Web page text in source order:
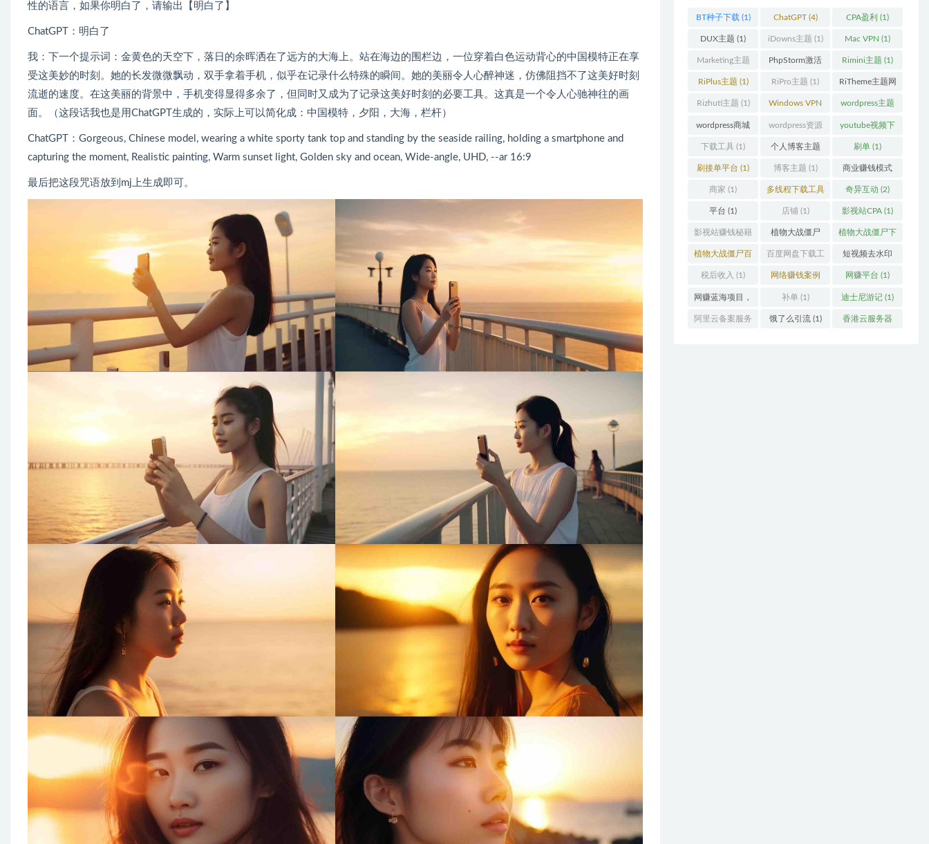
性的语言，如果你明白了，请输出【明白了】
ChatGPT：明白了
我：下一个提示词：金黄色的天空下，落日的余晖洒在了远方的大海上。站在海边的围栏边，一位穿着白色运动背心的中国模特正在享
受这美妙的时刻。她的长发微微飘动，双手拿着手机，似乎在记录什么特殊的瞬间。她的美丽令人心醉神迷，仿佛阻挡不了这美好时刻
流逝的速度。在这美丽的背景中，手机变得显得多余了，但同时又成为了记录这美好时刻的必要工具。这真是一个令人心驰神往的画
面。（这段话我也是用ChatGPT生成的，实际上可以简化成：中国模特，夕阳，大海，栏杆）
ChatGPT：Gorgeous, Chinese model, wearing a white sporty tank top and standing by the seaside railing, holding a smartphone and
capturing the moment, Realistic painting, Warm sunset light, Golden sky and ocean, Wide-angle, UHD, --ar 16:9
最后把这段咒语放到mj上生成即可。
BT种子下载 (1) ChatGPT(4) CPA盈利 (1)
DUX主题 (1) iDowns主题 (1) Mac VPN (1)
Marketing主题
(1)
PhpStorm激活
码(1)
Rimini主题 (1)
RiPlus主题 (1) RiPro主题 (1) RiTheme主题网
站(1)
Rizhuti主题 (1) Windows VPN
(1)
wordpress主题
(2)
wordpress商城
主题 (1)
wordpress资源
主题(1)
youtube视频下
载(1)
下载工具 (1) 个人博客主题
(1)
刷单 (1)
刷接单平台 (1) 博客主题 (1) 商业赚钱模式
(1)
商家 (1) 多线程下载工具
(1)
奇异互动 (2)
平台 (1) 店铺(1) 影视站CPA (1)
影视站赚钱秘籍
(1)
植物大战僵尸
(1)
植物大战僵尸下
载(1)
植物大战僵尸百
度云 (1)
百度网盘下载工
具(1)
短视频去水印
(2)
税后收入 (1) 网络赚钱案例
(1)
网赚平台 (1)
网赚蓝海项目，
外卖优惠券(1)
补单(1) 迪士尼游记 (1)
阿里云备案服务 饿了么引流(1) 香港云服务器